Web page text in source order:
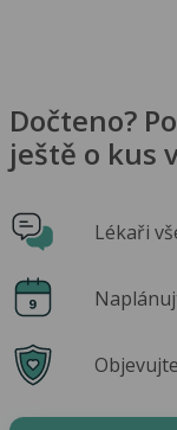
Dočteno?
ještě o kus
Lékaři